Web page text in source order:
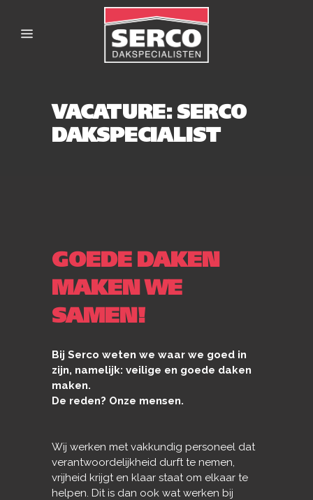
VACATURE: SERCO
DAKSPECIALIST
GOEDE DAKEN
MAKEN WE
SAMEN!
Bij Serco weten we waar we goed in
zijn, namelijk: veilige en goede daken
maken.
De reden? Onze mensen.
Wij werken met vakkundig personeel dat
verantwoordelijkheid durft te nemen,
vrijheid krijgt en klaar staat om elkaar te
helpen. Dit is dan ook wat werken bij